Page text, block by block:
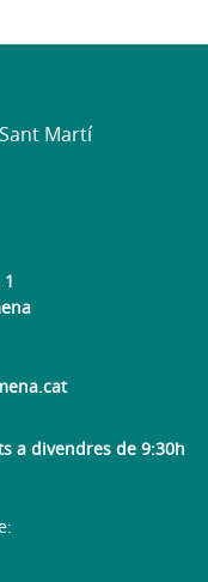
a divendres de 9:30h
Martí